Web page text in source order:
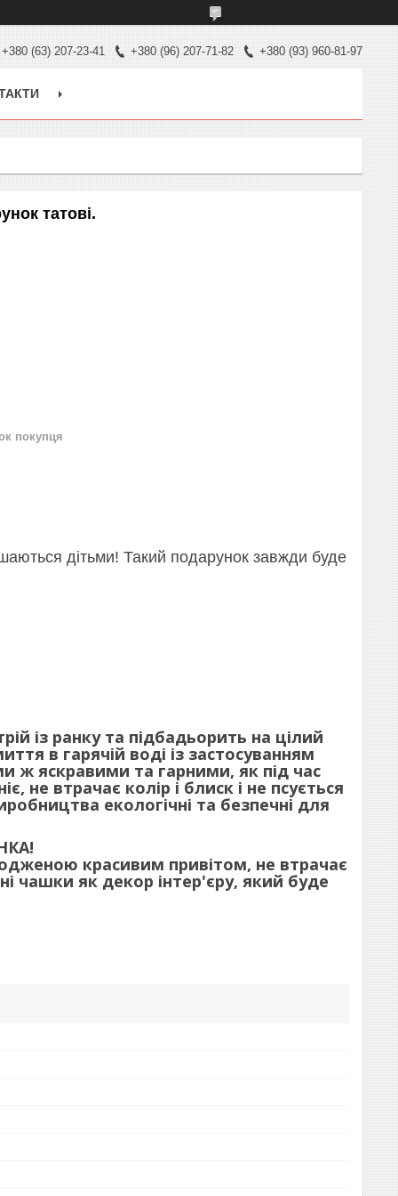
+380 (63) 207-23-41 +380 (96) 207-71-82 +380 (93) 960-81-97
татові.
покупця
дітьми! Такий подарунок завжди буде
із ранку та підбадьорить на цілий
в гарячій воді із застосуванням
ж яскравими та гарними, як під час
не втрачає колір і блиск і не псується
екологічні та безпечні для
красивим привітом, не втрачає
чашки як декор інтер'єру, який буде